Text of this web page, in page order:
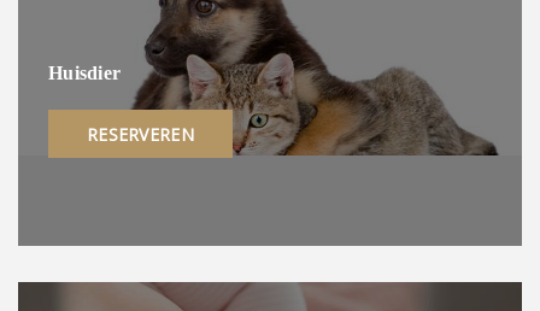
Huisdier
RESERVEREN